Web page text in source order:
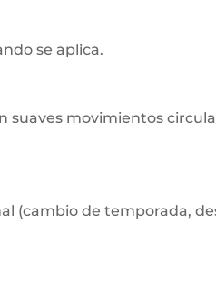
se aplica.
movimientos
(cambio de temporada,